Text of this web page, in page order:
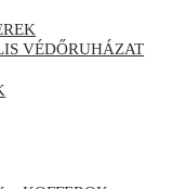
VÉDŐRUHÁZAT